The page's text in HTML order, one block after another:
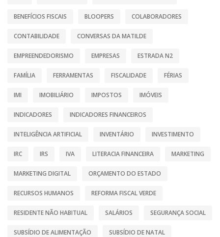
BENEFÍCIOS FISCAIS BLOOPERS COLABORADORES
CONTABILIDADE CONVERSAS DA MATILDE
EMPREENDEDORISMO EMPRESAS ESTRADA N2
FAMÍLIA FERRAMENTAS FISCALIDADE FÉRIAS
IMI IMOBILIÁRIO IMPOSTOS IMÓVEIS
INDICADORES INDICADORES FINANCEIROS
INTELIGÊNCIA ARTIFICIAL INVENTÁRIO INVESTIMENTO
IRC IRS IVA LITERACIA FINANCEIRA MARKETING
MARKETING DIGITAL ORÇAMENTO DO ESTADO
RECURSOS HUMANOS REFORMA FISCAL VERDE
RESIDENTE NÃO HABITUAL SALÁRIOS SEGURANÇA SOCIAL
SUBSÍDIO DE ALIMENTAÇÃO SUBSÍDIO DE NATAL